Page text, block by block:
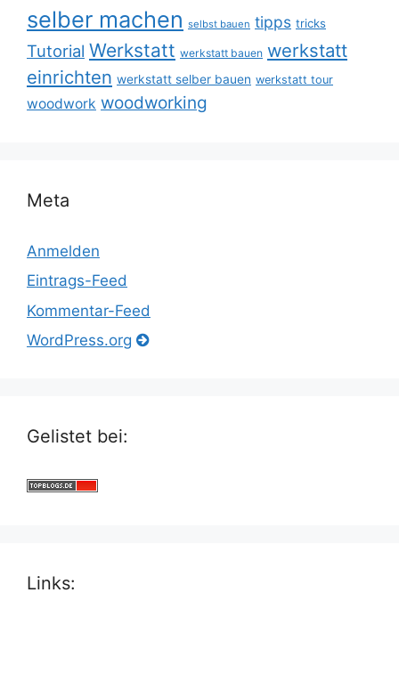
selber machen selbst bauen tipps tricks
Tutorial Werkstatt werkstatt bauen werkstatt
einrichten werkstatt selber bauen werkstatt tour
woodwork woodworking
Meta
Anmelden
Eintrags-Feed
Kommentar-Feed
WordPress.org
Gelistet bei:
Links: